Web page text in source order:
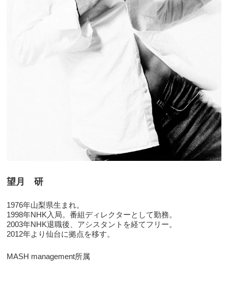
望月 研
1976年山梨県生まれ。
1998年NHK入局。番組ディレクターとして勤務。
2003年NHK退職後、アシスタントを経てフリー。
2012年より仙台に拠点を移す。
MASH management所属